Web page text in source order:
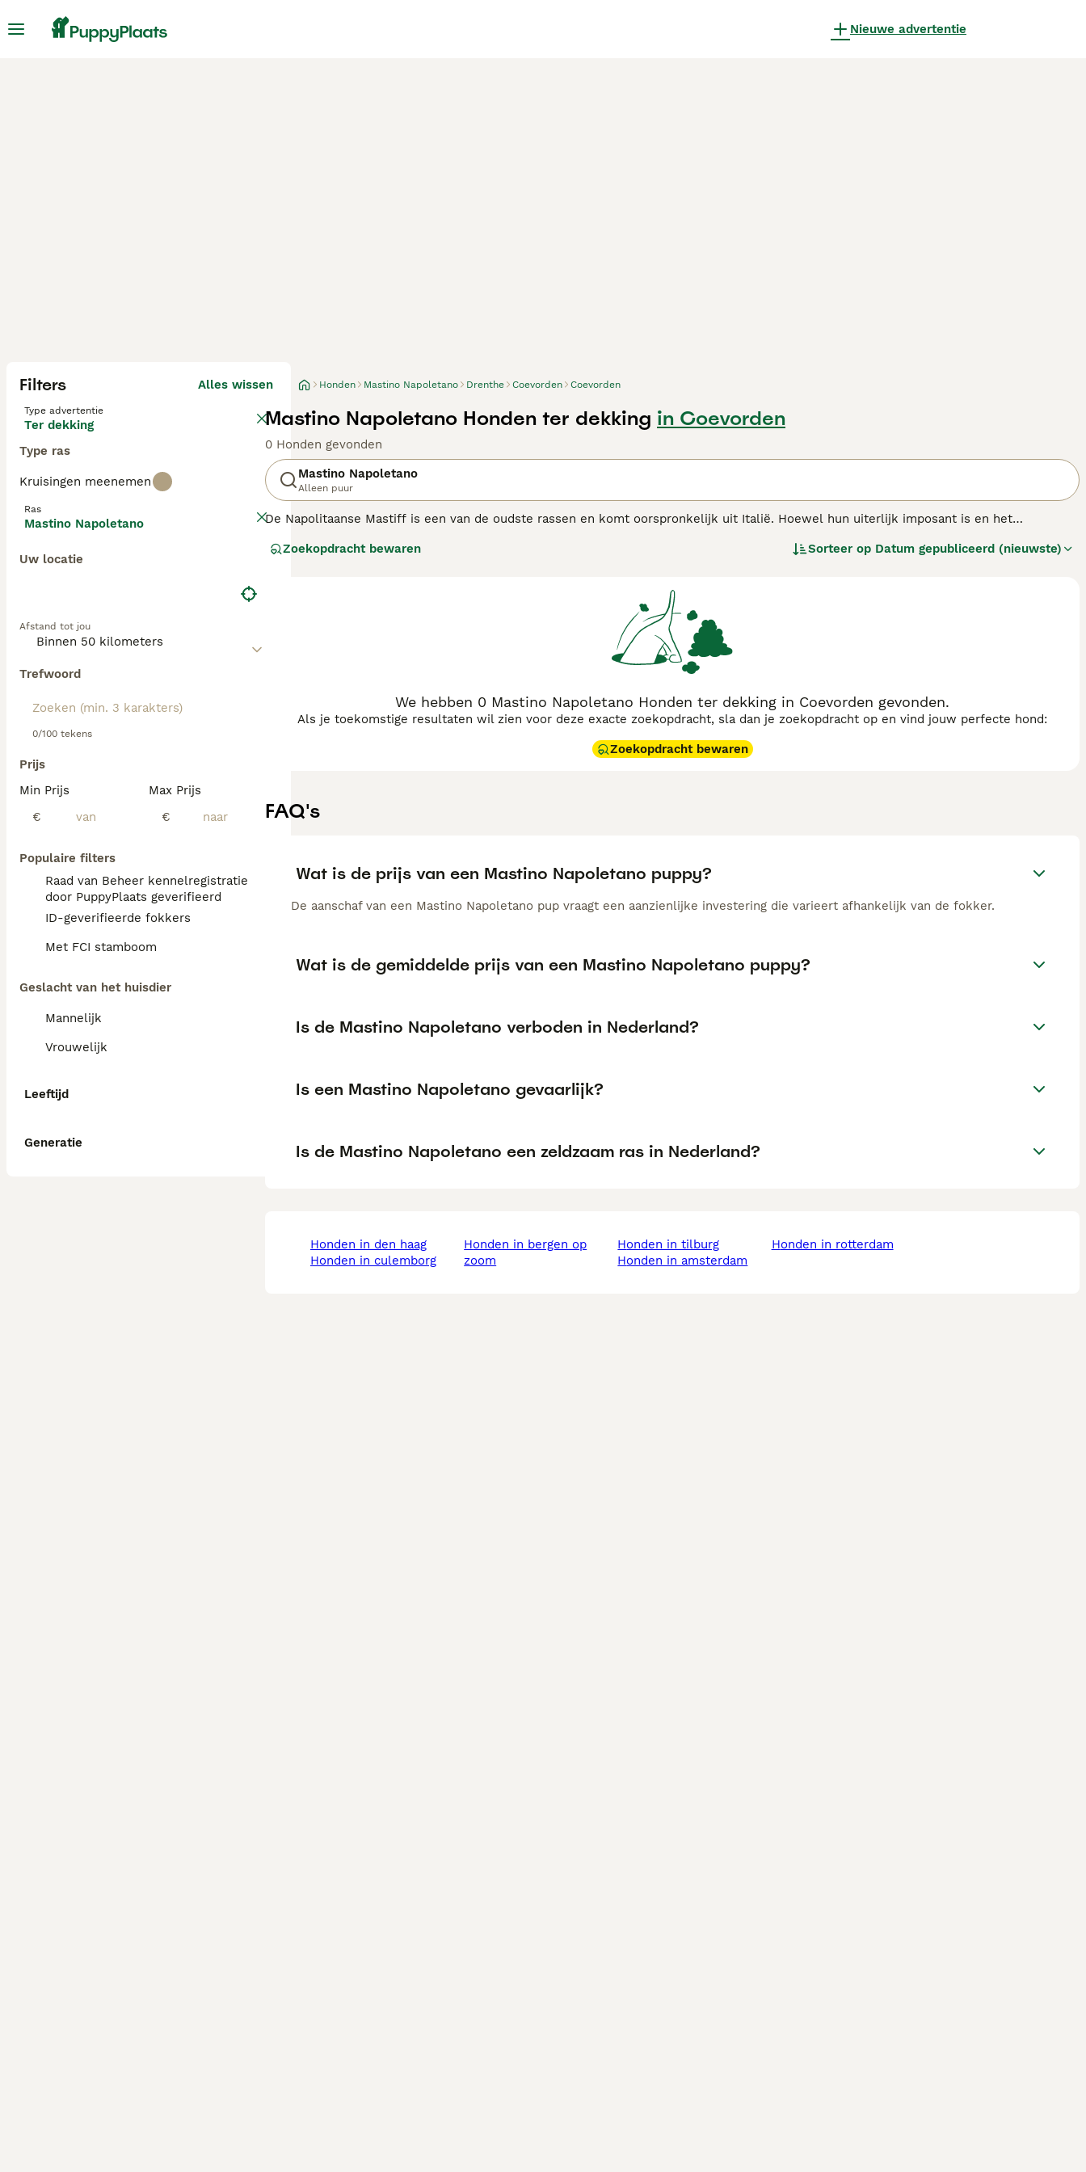
Nieuwe advertentie
Filters Alles wissen
Type advertentie
Ter dekking
Type ras
Kruisingen meenemen
Ras
Mastino Napoletano
Uw locatie
Afstand tot jou
Trefwoord
0/100 tekens
Prijs
Min Prijs
€
Max Prijs
€
Populaire filters
Raad van Beheer kennelregistratie
door PuppyPlaats geverifieerd
ID-geverifieerde fokkers
Met FCI stamboom
Geslacht van het huisdier
Mannelijk
Vrouwelijk
Leeftijd
Generatie
Honden Mastino Napoletano Drenthe Coevorden Coevorden
Mastino Napoletano Honden ter dekking in Coevorden
0 Honden gevonden
Mastino Napoletano
Alleen puur
De Napolitaanse Mastiff is een van de oudste rassen en komt oorspronkelijk uit Italië. Hoewel hun uiterlijk imposant is en het
en hebben een enorme hoeveelheid losse huid rond hun gezicht en nek.
Zoekopdracht bewaren Sorteer op Datum gepubliceerd (nieuwste)
We hebben 0 Mastino Napoletano Honden ter dekking in Coevorden gevonden.
Als je toekomstige resultaten wil zien voor deze exacte zoekopdracht, sla dan je zoekopdracht op en vind jouw perfecte hond:
Zoekopdracht bewaren
FAQ's
Wat is de prijs van een Mastino Napoletano puppy?
De aanschaf van een Mastino Napoletano pup vraagt een aanzienlijke investering die varieert afhankelijk van de fokker.
Wat is de gemiddelde prijs van een Mastino Napoletano puppy?
Is de Mastino Napoletano verboden in Nederland?
Is een Mastino Napoletano gevaarlijk?
Is de Mastino Napoletano een zeldzaam ras in Nederland?
honden in den haag
honden in culemborg
honden in bergen op
zoom
honden in tilburg
honden in amsterdam
honden in rotterdam